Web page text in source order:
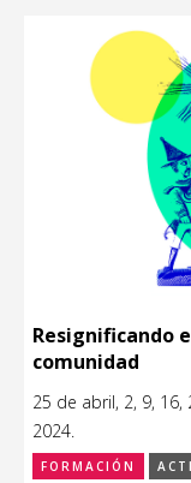
Resignificando
comunidad
25 de abril, 2, 9,
2024.
FORMACIÓN